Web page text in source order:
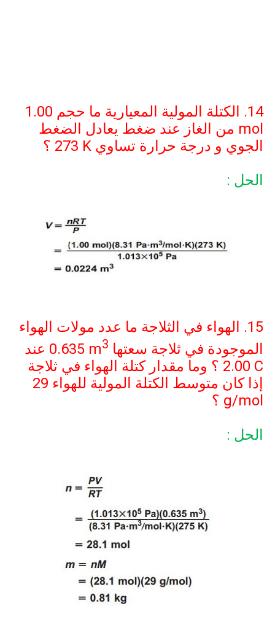
14. الكتلة المولية المعيارية ما حجم
1.00
mol من الغاز عند ضغط يعادل الضغط
الجوي و درجة حرارة تساوي 273 K ؟
الحل :
15. الهواء في الثلاجة ما عدد مولات الهواء
الموجودة في ثلاجة سعتها
0.635 m3
عند
2.00 C ؟ وما مقدار كتلة الهواء في ثلاجة
إذا كان متوسط الكتلة المولية للهواء 29
g/mol ؟
الحل :